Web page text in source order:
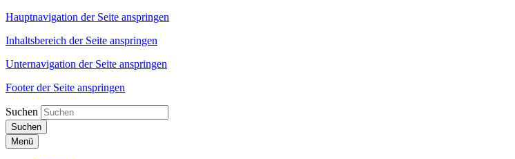
Hauptnavigation der Seite anspringen
Inhaltsbereich der Seite anspringen
Unternavigation der Seite anspringen
Footer der Seite anspringen
Suchen
Suchen
Menü